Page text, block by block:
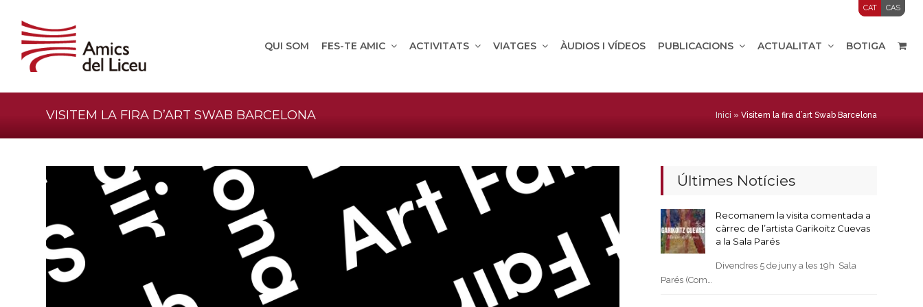
CAT CAS
QUI SOM FES-TE AMIC ACTIVITATS VIATGES ÀUDIOS I VÍDEOS PUBLICACIONS ACTUALITAT BOTIGA
VISITEM LA FIRA D’ART SWAB BARCELONA Inici » Visitem la fira d’art Swab Barcelona
Últimes Notícies
Recomanem la visita comentada a
càrrec de l’artista Garikoitz Cuevas
a la Sala Parés
Divendres 5 de juny a les 19h Sala
Parés (Com…